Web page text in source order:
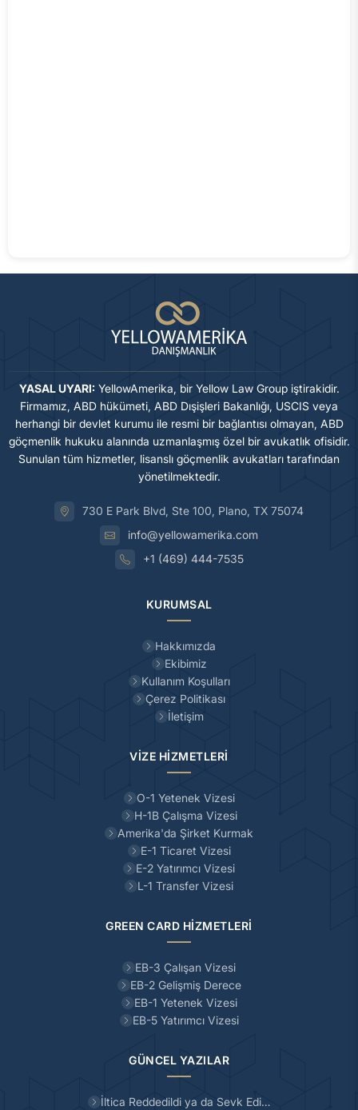
YASAL UYARI: YellowAmerika, bir Yellow Law Group iştirakidir.
Firmamız, ABD hükümeti, ABD Dışişleri Bakanlığı, USCIS veya
herhangi bir devlet kurumu ile resmi bir bağlantısı olmayan, ABD
göçmenlik hukuku alanında uzmanlaşmış özel bir avukatlık ofisidir.
Sunulan tüm hizmetler, lisanslı göçmenlik avukatları tarafından
yönetilmektedir.
730 E Park Blvd, Ste 100, Plano, TX 75074
info@yellowamerika.com
+1 (469) 444-7535
KURUMSAL
Hakkımızda
Ekibimiz
Kullanım Koşulları
Çerez Politikası
İletişim
VİZE HİZMETLERİ
O-1 Yetenek Vizesi
H-1B Çalışma Vizesi
Amerika'da Şirket Kurmak
E-1 Ticaret Vizesi
E-2 Yatırımcı Vizesi
L-1 Transfer Vizesi
GREEN CARD HİZMETLERİ
EB-3 Çalışan Vizesi
EB-2 Gelişmiş Derece
EB-1 Yetenek Vizesi
EB-5 Yatırımcı Vizesi
GÜNCEL YAZILAR
İltica Reddedildi ya da Sevk Edi…